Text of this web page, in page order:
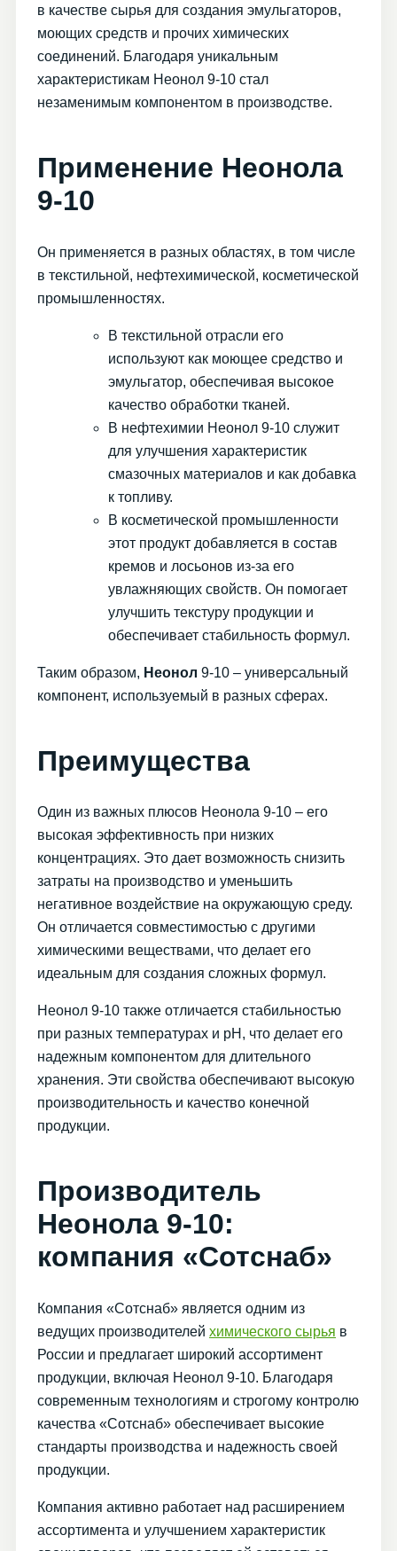
в качестве сырья для создания эмульгаторов,
моющих средств и прочих химических
соединений. Благодаря уникальным
характеристикам Неонол 9-10 стал
незаменимым компонентом в производстве.
Применение Неонола
9-10
Он применяется в разных областях, в том числе
в текстильной, нефтехимической, косметической
промышленностях.
В текстильной отрасли его
используют как моющее средство и
эмульгатор, обеспечивая высокое
качество обработки тканей.
В нефтехимии Неонол 9-10 служит
для улучшения характеристик
смазочных материалов и как добавка
к топливу.
В косметической промышленности
этот продукт добавляется в состав
кремов и лосьонов из-за его
увлажняющих свойств. Он помогает
улучшить текстуру продукции и
обеспечивает стабильность формул.
Таким образом, Неонол 9-10 – универсальный
компонент, используемый в разных сферах.
Преимущества
Один из важных плюсов Неонола 9-10 – его
высокая эффективность при низких
концентрациях. Это дает возможность снизить
затраты на производство и уменьшить
негативное воздействие на окружающую среду.
Он отличается совместимостью с другими
химическими веществами, что делает его
идеальным для создания сложных формул.
Неонол 9-10 также отличается стабильностью
при разных температурах и pH, что делает его
надежным компонентом для длительного
хранения. Эти свойства обеспечивают высокую
производительность и качество конечной
продукции.
Производитель
Неонола 9-10:
компания «Сотснаб»
Компания «Сотснаб» является одним из
ведущих производителей химического сырья в
России и предлагает широкий ассортимент
продукции, включая Неонол 9-10. Благодаря
современным технологиям и строгому контролю
качества «Сотснаб» обеспечивает высокие
стандарты производства и надежность своей
продукции.
Компания активно работает над расширением
ассортимента и улучшением характеристик